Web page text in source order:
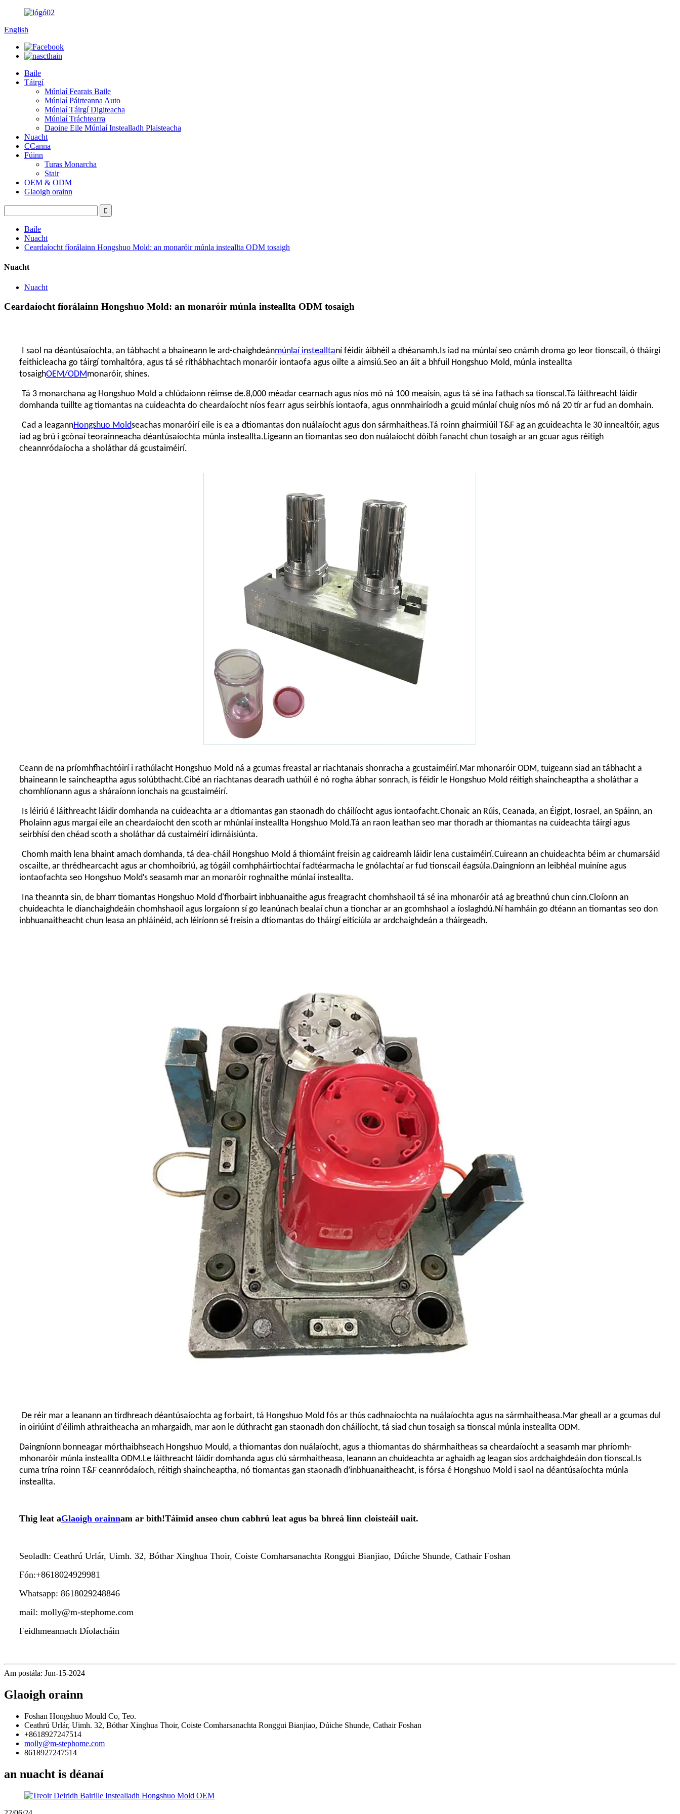
English
Baile
Táirgí
Múnlaí Fearais Baile
Múnlaí Páirteanna Auto
Múnlaí Táirgí Digiteacha
Múnlaí Tráchtearra
Daoine Eile Múnlaí Instealladh Plaisteacha
Nuacht
CCanna
Fúinn
Turas Monarcha
Stair
OEM & ODM
Glaoigh orainn
Baile
Nuacht
Ceardaíocht fíorálainn Hongshuo Mold: an monaróir múnla insteallta ODM tosaigh
Nuacht
Nuacht
Ceardaíocht fíorálainn Hongshuo Mold: an monaróir múnla insteallta ODM tosaigh
I saol na déantúsaíochta, an tábhacht a bhaineann le ard-chaighdeánmúnlaí instealltaní féidir áibhéil a dhéanamh.Is iad na múnlaí seo cnámh droma go leor tionscail, ó tháirgí
feithicleacha go táirgí tomhaltóra, agus tá sé ríthábhachtach monaróir iontaofa agus oilte a aimsiú.Seo an áit a bhfuil Hongshuo Mold, múnla insteallta
tosaighOEM/ODMmonaróir, shines.
Tá 3 monarchana ag Hongshuo Mold a chlúdaíonn réimse de.8,000 méadar cearnach agus níos mó ná 100 meaisín, agus tá sé ina fathach sa tionscal.Tá láithreacht láidir
domhanda tuillte ag tiomantas na cuideachta do cheardaíocht níos fearr agus seirbhís iontaofa, agus onnmhairíodh a gcuid múnlaí chuig níos mó ná 20 tír ar fud an domhain.
Cad a leagannHongshuo Moldseachas monaróirí eile is ea a dtiomantas don nuálaíocht agus don sármhaitheas.Tá roinn ghairmiúil T&F ag an gcuideachta le 30 innealtóir, agus
iad ag brú i gcónaí teorainneacha déantúsaíochta múnla insteallta.Ligeann an tiomantas seo don nuálaíocht dóibh fanacht chun tosaigh ar an gcuar agus réitigh
cheannródaíocha a sholáthar dá gcustaiméirí.
Ceann de na príomhfhachtóirí i rathúlacht Hongshuo Mold ná a gcumas freastal ar riachtanais shonracha a gcustaiméirí.Mar mhonaróir ODM, tuigeann siad an tábhacht a
bhaineann le saincheaptha agus solúbthacht.Cibé an riachtanas dearadh uathúil é nó rogha ábhar sonrach, is féidir le Hongshuo Mold réitigh shaincheaptha a sholáthar a
chomhlíonann agus a sháraíonn ionchais na gcustaiméirí.
Is léiriú é láithreacht láidir domhanda na cuideachta ar a dtiomantas gan staonadh do cháilíocht agus iontaofacht.Chonaic an Rúis, Ceanada, an Éigipt, Iosrael, an Spáinn, an
Pholainn agus margaí eile an cheardaíocht den scoth ar mhúnlaí insteallta Hongshuo Mold.Tá an raon leathan seo mar thoradh ar thiomantas na cuideachta táirgí agus
seirbhísí den chéad scoth a sholáthar dá custaiméirí idirnáisiúnta.
Chomh maith lena bhaint amach domhanda, tá dea-cháil Hongshuo Mold á thiomáint freisin ag caidreamh láidir lena custaiméirí.Cuireann an chuideachta béim ar chumarsáid
oscailte, ar thrédhearcacht agus ar chomhoibriú, ag tógáil comhpháirtíochtaí fadtéarmacha le gnólachtaí ar fud tionscail éagsúla.Daingníonn an leibhéal muiníne agus
iontaofachta seo Hongshuo Mold's seasamh mar an monaróir roghnaithe múnlaí insteallta.
Ina theannta sin, de bharr tiomantas Hongshuo Mold d'fhorbairt inbhuanaithe agus freagracht chomhshaoil ​​tá sé ina mhonaróir atá ag breathnú chun cinn.Cloíonn an
chuideachta le dianchaighdeáin chomhshaoil ​​agus lorgaíonn sí go leanúnach bealaí chun a tionchar ar an gcomhshaol a íoslaghdú.Ní hamháin go dtéann an tiomantas seo don
inbhuanaitheacht chun leasa an phláinéid, ach léiríonn sé freisin a dtiomantas do tháirgí eiticiúla ar ardchaighdeán a tháirgeadh.
De réir mar a leanann an tírdhreach déantúsaíochta ag forbairt, tá Hongshuo Mold fós ar thús cadhnaíochta na nuálaíochta agus na sármhaitheasa.Mar gheall ar a gcumas dul
in oiriúint d'éilimh athraitheacha an mhargaidh, mar aon le dúthracht gan staonadh don cháilíocht, tá siad chun tosaigh sa tionscal múnla insteallta ODM.
Daingníonn bonneagar mórthaibhseach Hongshuo Mould, a thiomantas don nuálaíocht, agus a thiomantas do shármhaitheas sa cheardaíocht a seasamh mar phríomh-
mhonaróir múnla insteallta ODM.Le láithreacht láidir domhanda agus clú sármhaitheasa, leanann an chuideachta ar aghaidh ag leagan síos ardchaighdeáin don tionscal.Is
cuma trína roinn T&F ceannródaíoch, réitigh shaincheaptha, nó tiomantas gan staonadh d’inbhuanaitheacht, is fórsa é Hongshuo Mold i saol na déantúsaíochta múnla
insteallta.
Thig leat aGlaoigh orainnam ar bith!Táimid anseo chun cabhrú leat agus ba bhreá linn cloisteáil uait.
Seoladh: Ceathrú Urlár, Uimh. 32, Bóthar Xinghua Thoir, Coiste Comharsanachta Ronggui Bianjiao, Dúiche Shunde, Cathair Foshan
Fón:+8618024929981
Whatsapp: 8618029248846
mail: molly@m-stephome.com
Feidhmeannach Díolacháin
Am postála: Jun-15-2024
Glaoigh orainn
Foshan Hongshuo Mould Co, Teo.
Ceathrú Urlár, Uimh. 32, Bóthar Xinghua Thoir, Coiste Comharsanachta Ronggui Bianjiao, Dúiche Shunde, Cathair Foshan
+8618927247514
molly@m-stephome.com
8618927247514
an nuacht is déanaí